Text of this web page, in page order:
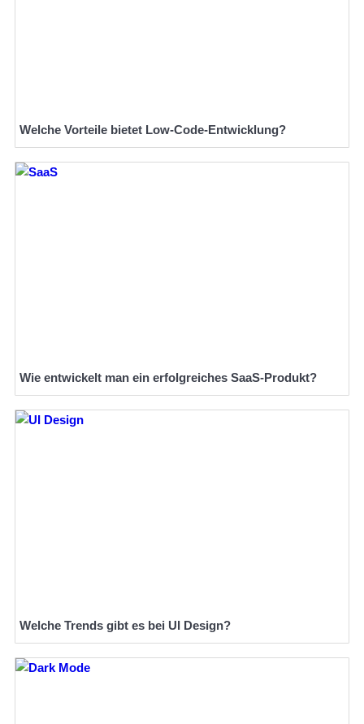
Welche Vorteile bietet Low-Code-Entwicklung?
Wie entwickelt man ein erfolgreiches SaaS-Produkt?
Welche Trends gibt es bei UI Design?